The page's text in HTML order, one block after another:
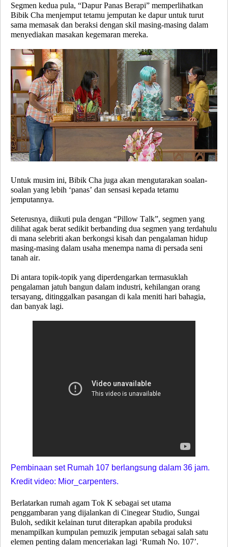
Segmen kedua pula, “Dapur Panas Berapi” memperlihatkan
Bibik Cha menjemput tetamu jemputan ke dapur untuk turut
sama memasak dan beraksi dengan skil masing-masing dalam
menyediakan masakan kegemaran mereka.
Untuk musim ini, Bibik Cha juga akan mengutarakan soalan-
soalan yang lebih ‘panas’ dan sensasi kepada tetamu
jemputannya.
Seterusnya, diikuti pula dengan “Pillow Talk”, segmen yang
dilihat agak berat sedikit berbanding dua segmen yang terdahulu
di mana selebriti akan berkongsi kisah dan pengalaman hidup
masing-masing dalam usaha menempa nama di persada seni
tanah air.
Di antara topik-topik yang diperdengarkan termasuklah
pengalaman jatuh bangun dalam industri, kehilangan orang
tersayang, ditinggalkan pasangan di kala meniti hari bahagia,
dan banyak lagi.
Pembinaan set Rumah 107 berlangsung dalam 36 jam.
Kredit video: Mior_carpenters.
Berlatarkan rumah agam Tok K sebagai set utama
penggambaran yang dijalankan di Cinegear Studio, Sungai
Buloh, sedikit kelainan turut diterapkan apabila produksi
menampilkan kumpulan pemuzik jemputan sebagai salah satu
elemen penting dalam menceriakan lagi ‘Rumah No. 107’.